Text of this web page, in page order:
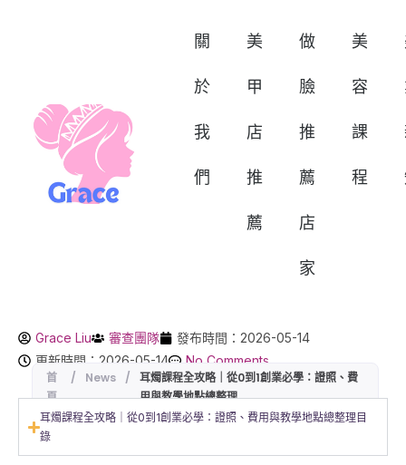
關
於
我
們
美
甲
店
推
薦
做
臉
推
薦
店
家
美
容
課
程
Grace Liu 審查團隊
發布時間：2026-05-14
更新時間：2026-05-14
No Comments
首
頁
/ News /
耳燭課程全攻略｜從0到1創業必學：證照、費
用與教學地點總整理
耳燭課程全攻略｜從0到1創業必學：證照、費用與教學地點總整理目
錄